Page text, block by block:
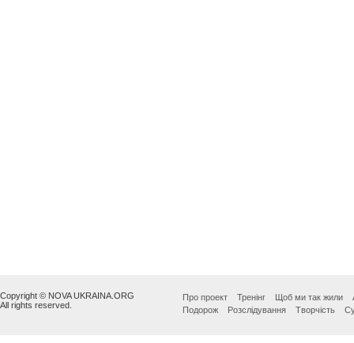
Copyright © NOVA UKRAINA.ORG
All rights reserved.
Про проект Тренінг Щоб ми так жили
Подорож
Розслідування Творчість